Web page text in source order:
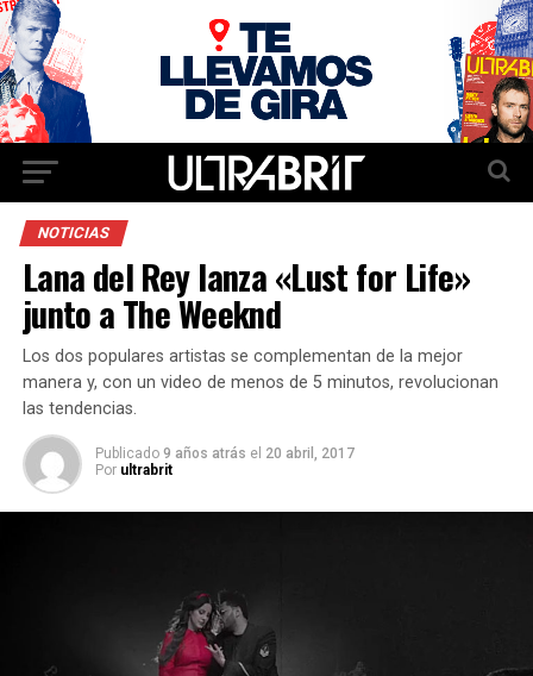
NOTICIAS
Lana del Rey lanza «Lust for Life»
junto a The Weeknd
Los dos populares artistas se complementan de la mejor
manera y, con un video de menos de 5 minutos, revolucionan
las tendencias.
Publicado 9 años atrás el 20 abril, 2017
Por ultrabrit